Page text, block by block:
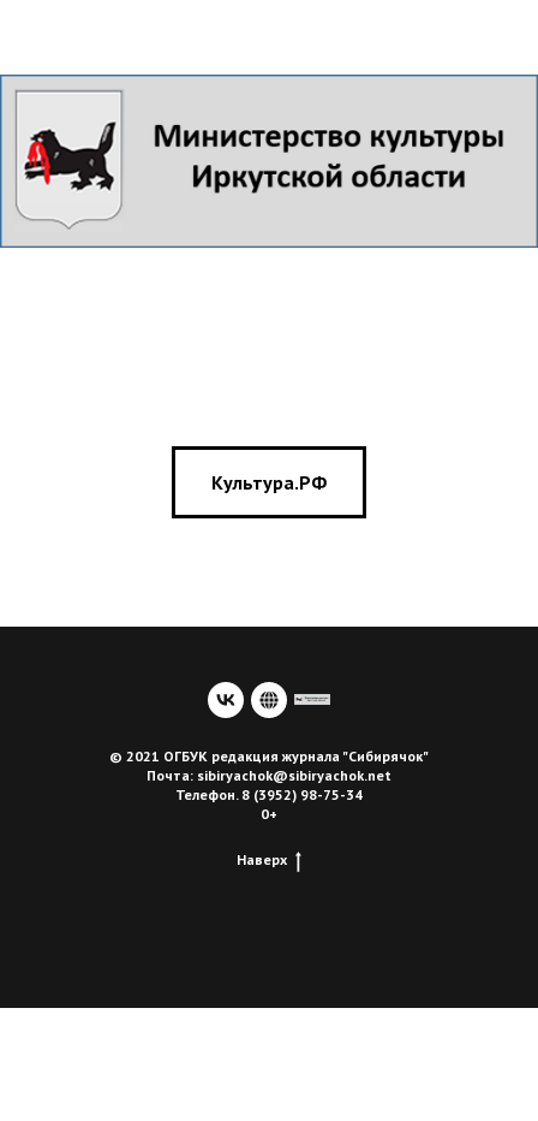
Культура.РФ
© 2021 ОГБУК редакция журнала "Сибирячок"
Почта: sibiryachok@sibiryachok.net
Телефон. 8 (3952) 98-75-34
0+
Наверх